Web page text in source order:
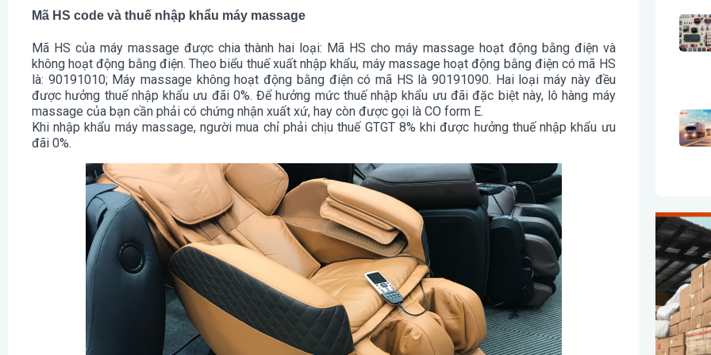
Mã HS code và thuế nhập khẩu máy massage
Mã HS của máy massage được chia thành hai loại: Mã HS cho máy massage hoạt động bằng điện và
không hoạt động bằng điện. Theo biểu thuế xuất nhập khẩu, máy massage hoạt động bằng điện có mã HS
là: 90191010; Máy massage không hoạt động bằng điện có mã HS là 90191090. Hai loại máy này đều
được hưởng thuế nhập khẩu ưu đãi 0%. Để hưởng mức thuế nhập khẩu ưu đãi đặc biệt này, lô hàng máy
massage của bạn cần phải có chứng nhận xuất xứ, hay còn được gọi là CO form E.
Khi nhập khẩu máy massage, người mua chỉ phải chịu thuế GTGT 8% khi được hưởng thuế nhập khẩu ưu
đãi 0%.